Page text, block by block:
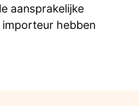
aansprakelijke
hebben